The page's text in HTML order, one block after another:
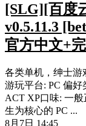
[SLG][百度
v0.5.11.3
官方中文+
各类单机，绅士游
游玩平台: PC 偏
ACT XP口味: 一
生为核心的 PC ...
8月7日 14:45